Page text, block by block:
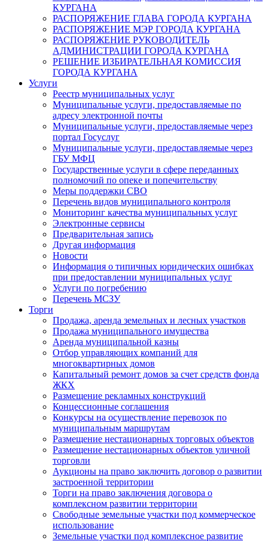
КУРГАНА
РАСПОРЯЖЕНИЕ ГЛАВА ГОРОДА КУРГАНА
РАСПОРЯЖЕНИЕ МЭР ГОРОДА КУРГАНА
РАСПОРЯЖЕНИЕ РУКОВОДИТЕЛЬ
АДМИНИСТРАЦИИ ГОРОДА КУРГАНА
РЕШЕНИЕ ИЗБИРАТЕЛЬНАЯ КОМИССИЯ
ГОРОДА КУРГАНА
Услуги
Реестр муниципальных услуг
Муниципальные услуги, предоставляемые по
адресу электронной почты
Муниципальные услуги, предоставляемые через
портал Госуслуг
Муниципальные услуги, предоставляемые через
ГБУ МФЦ
Государственные услуги в сфере переданных
полномочий по опеке и попечительству
Меры поддержки СВО
Перечень видов муниципального контроля
Мониторинг качества муниципальных услуг
Электронные сервисы
Предварительная запись
Другая информация
Новости
Информация о типичных юридических ошибках
при предоставлении муниципальных услуг
Услуги по погребению
Перечень МСЗУ
Торги
Продажа, аренда земельных и лесных участков
Продажа муниципального имущества
Аренда муниципальной казны
Отбор управляющих компаний для
многоквартирных домов
Капитальный ремонт домов за счет средств фонда
ЖКХ
Размещение рекламных конструкций
Концессионные соглашения
Конкурсы на осуществление перевозок по
муниципальным маршрутам
Размещение нестационарных торговых объектов
Размещение нестационарных объектов уличной
торговли
Аукционы на право заключить договор о развитии
застроенной территории
Торги на право заключения договора о
комплексном развитии территории
Свободные земельные участки под коммерческое
использование
Земельные участки под комплексное развитие